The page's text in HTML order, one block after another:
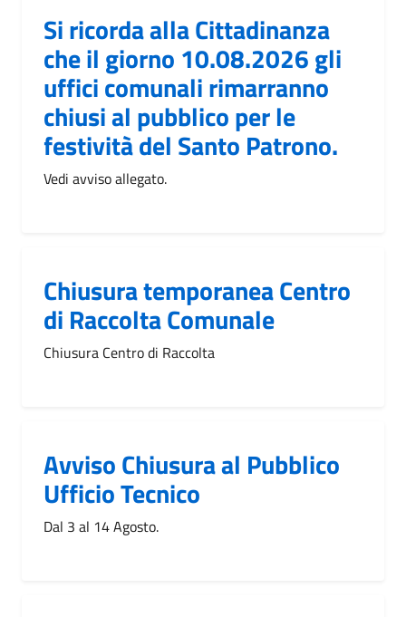
Si ricorda alla Cittadinanza
che il giorno 10.08.2026 gli
uffici comunali rimarranno
chiusi al pubblico per le
festività del Santo Patrono.
Vedi avviso allegato.
Chiusura temporanea Centro
di Raccolta Comunale
Chiusura Centro di Raccolta
Avviso Chiusura al Pubblico
Ufficio Tecnico
Dal 3 al 14 Agosto.